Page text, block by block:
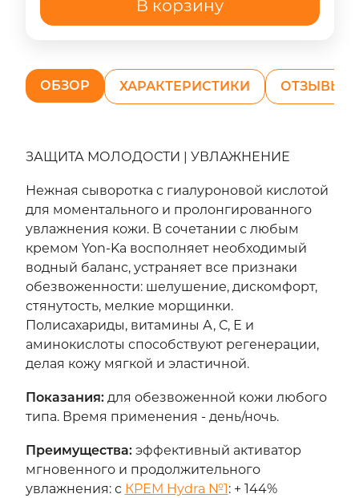
В корзину
ОБЗОР ХАРАКТЕРИСТИКИ ОТЗЫВЫ
ЗАЩИТА МОЛОДОСТИ | УВЛАЖНЕНИЕ
Нежная сыворотка c гиалуроновой кислотой
для моментального и пролонгированного
увлажнения кожи. В сочетании с любым
кремом Yon-Ka восполняет необходимый
водный баланс, устраняет все признаки
обезвоженности: шелушение, дискомфорт,
стянутость, мелкие морщинки.
Полисахариды, витамины А, С, Е и
аминокислоты способствуют регенерации,
делая кожу мягкой и эластичной.
Показания:для обезвоженной кожи любого
типа. Время применения - день/ночь.
Преимущества:эффективный активатор
мгновенного и продолжительного
увлажнения: с КРЕМ Hydra №1: + 144%